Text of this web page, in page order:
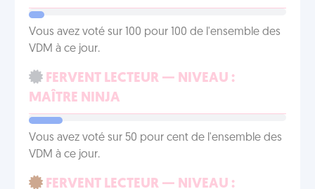
Vous avez voté sur 100 pour 100 de l'ensemble des
VDM à ce jour.
FERVENT LECTEUR — NIVEAU :
MAÎTRE NINJA
Vous avez voté sur 50 pour cent de l'ensemble des
VDM à ce jour.
FERVENT LECTEUR — NIVEAU :